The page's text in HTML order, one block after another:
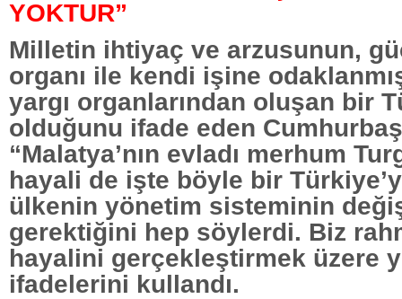
YOKTUR”
Milletin ihtiyaç ve arzusunun,
organı ile kendi işine
yargı organlarından oluşan bir
olduğunu ifade eden
“Malatya’nın evladı merhum
hayali de işte böyle bir
ülkenin yönetim sisteminin
gerektiğini hep söylerdi. Biz
hayalini gerçekleştirmek üzere
ifadelerini kullandı.